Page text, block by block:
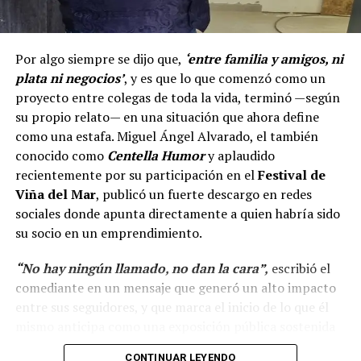
Por algo siempre se dijo que, ‘entre familia y amigos, ni
plata ni negocios’, y es que lo que comenzó como un
proyecto entre colegas de toda la vida, terminó —según
su propio relato— en una situación que ahora define
como una estafa. Miguel Ángel Alvarado, el también
conocido como Centella Humory aplaudido
recientemente por su participación en elFestival de
Viña del Mar, publicó un fuerte descargo en redes
sociales donde apunta directamente a quien habría sido
su socio en un emprendimiento.
“No hay ningún llamado, no dan la cara”, escribió el
comediante en un mensaje que generó un alto impacto
entre sus seguidores, y que marca el inicio de lo que él
en el tiempo.
CONTINUAR LEYENDO